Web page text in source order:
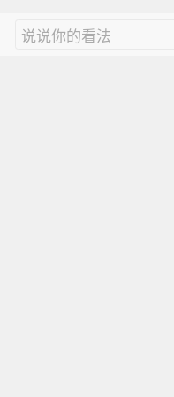
说说你的看法